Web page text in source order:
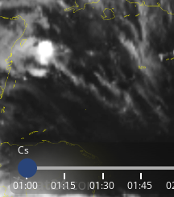
Cs
01:00 01:15 01:30 01:45